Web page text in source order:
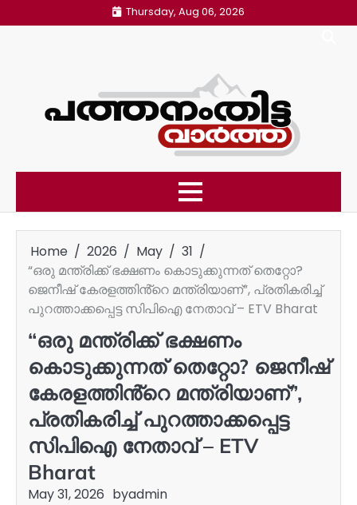
to
Thursday, Aug 06, 2026
Home 2026 May
31
“ഒരു മന്ത്രിക്ക് ഭക്ഷണം കൊടുക്കുന്നത് തെറ്റോ?
ജെനീഷ് കേരളത്തിൻ്റെ മന്ത്രിയാണ്”, പ്രതികരിച്ച്
പുറത്താക്കപ്പെട്ട സിപിഐ നേതാവ് – ETV Bharat
“ഒരു മന്ത്രിക്ക് ഭക്ഷണം
കൊടുക്കുന്നത് തെറ്റോ? ജെനീഷ്
കേരളത്തിൻ്റെ മന്ത്രിയാണ്”,
പ്രതികരിച്ച് പുറത്താക്കപ്പെട്ട
സിപിഐ നേതാവ് – ETV
Bharat
May 31, 2026 byadmin